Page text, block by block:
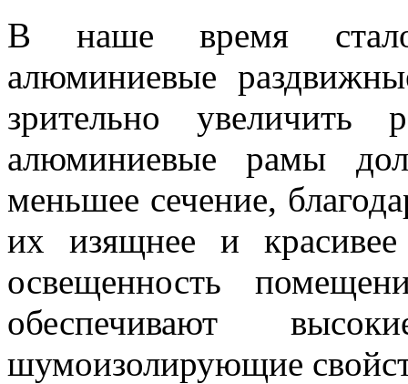
В наше время стало
алюминиевые
зрительно
алюминиевые рамы
меньшее сечение,
их изящнее и красивее
освещенность
обеспечивают
шумоизолирующие